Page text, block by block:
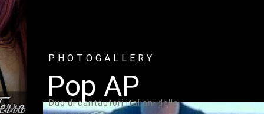
PHOTOGALLERY
Pop AP
Duo di cantautori italiani dalle